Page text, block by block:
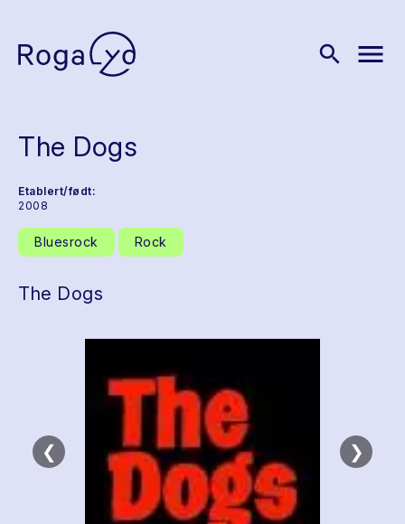
search menu
The Dogs
Etablert/født:
2008
Bluesrock Rock
The Dogs
❮ ❯